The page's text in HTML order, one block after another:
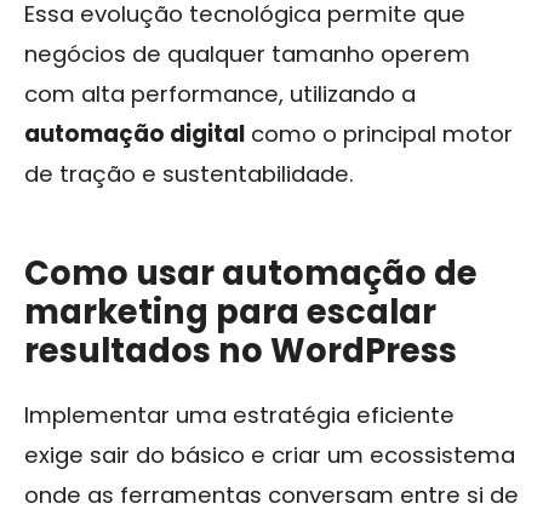
Essa evolução tecnológica permite que
negócios de qualquer tamanho operem
com alta performance, utilizando a
automação digital como o principal motor
de tração e sustentabilidade.
Como usar automação de
marketing para escalar
resultados no WordPress
Implementar uma estratégia eficiente
exige sair do básico e criar um ecossistema
onde as ferramentas conversam entre si de